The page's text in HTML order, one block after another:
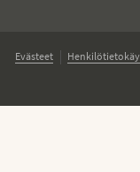
Evästeet